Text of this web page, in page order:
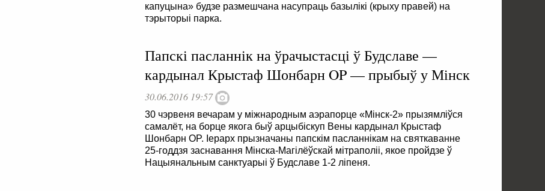
капуцына» будзе размешчана насупраць базылікі (крыху правей) на
тэрыторыі парка.
Папскі пасланнік на ўрачыстасці ў Будславе —
кардынал Крыстаф Шонбарн OP — прыбыў у Мінск
30.06.2016 19:57
30 чэрвеня вечарам у міжнародным аэрапорце «Мінск-2» прызямліўся
самалёт, на борце якога быў арцыбіскуп Вены кардынал Крыстаф
Шонбарн OP. Іерарх прызначаны папскім пасланнікам на святкаванне
25-годдзя заснавання Мінска-Магілёўскай мітраполіі, якое пройдзе ў
Нацыянальным санктуарыі ў Будславе 1-2 ліпеня.